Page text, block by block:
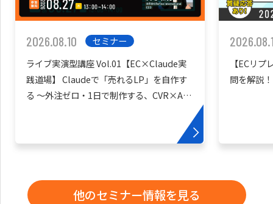
2026.08.10
セミナー
ライブ実演型講座 Vol.01【EC×Claude実
践道場】 Claudeで「売れるLP」を自作す
る 〜外注ゼロ・1日で制作する、CVR×AIO
【ECリ
問を解説！
他のセミナー情報を見る